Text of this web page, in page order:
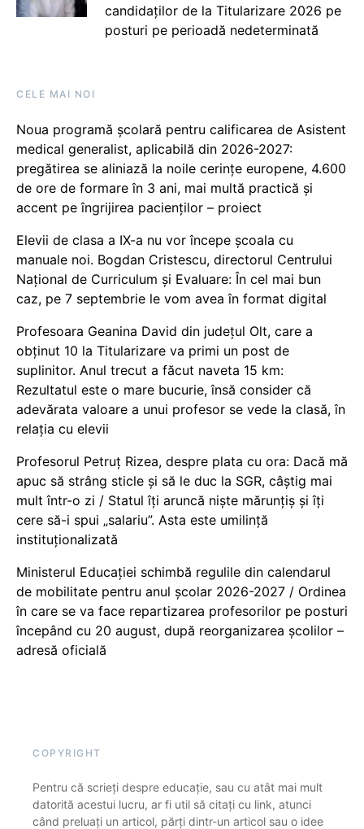
candidaților de la Titularizare 2026 pe
posturi pe perioadă nedeterminată
CELE MAI NOI
Noua programă școlară pentru calificarea de Asistent
medical generalist, aplicabilă din 2026-2027:
pregătirea se aliniază la noile cerințe europene, 4.600
de ore de formare în 3 ani, mai multă practică și
accent pe îngrijirea pacienților – proiect
Elevii de clasa a IX-a nu vor începe școala cu
manuale noi. Bogdan Cristescu, directorul Centrului
Național de Curriculum și Evaluare: În cel mai bun
caz, pe 7 septembrie le vom avea în format digital
Profesoara Geanina David din județul Olt, care a
obținut 10 la Titularizare va primi un post de
suplinitor. Anul trecut a făcut naveta 15 km:
Rezultatul este o mare bucurie, însă consider că
adevărata valoare a unui profesor se vede la clasă, în
relația cu elevii
Profesorul Petruț Rizea, despre plata cu ora: Dacă mă
apuc să strâng sticle și să le duc la SGR, câștig mai
mult într-o zi / Statul îți aruncă niște mărunțiș și îți
cere să-i spui „salariu”. Asta este umilință
instituționalizată
Ministerul Educației schimbă regulile din calendarul
de mobilitate pentru anul școlar 2026-2027 / Ordinea
în care se va face repartizarea profesorilor pe posturi
începând cu 20 august, după reorganizarea școlilor –
adresă oficială
COPYRIGHT
Pentru că scrieți despre educație, sau cu atât mai mult
datorită acestui lucru, ar fi util să citați cu link, atunci
când preluați un articol, părți dintr-un articol sau o idee